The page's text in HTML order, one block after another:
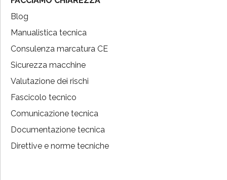
Blog
Manualistica tecnica
Consulenza marcatura CE
Sicurezza macchine
Valutazione dei rischi
Fascicolo tecnico
Comunicazione tecnica
Documentazione tecnica
Direttive e norme tecniche